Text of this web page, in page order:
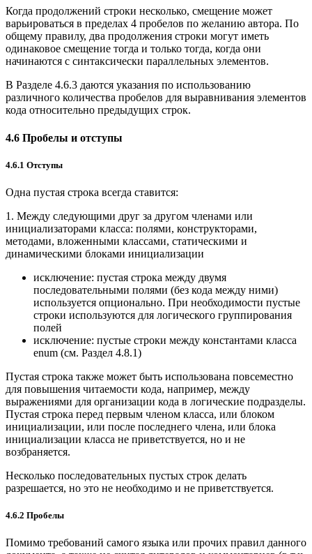
Когда продолжений строки несколько, смещение может
варьироваться в пределах 4 пробелов по желанию автора. По
общему правилу, два продолжения строки могут иметь
одинаковое смещение тогда и только тогда, когда они
начинаются с синтаксически параллельных элементов.
В Разделе 4.6.3 даются указания по использованию
различного количества пробелов для выравнивания элементов
кода относительно предыдущих строк.
4.6 Пробелы и отступы
4.6.1 Отступы
Одна пустая строка всегда ставится:
1. Между следующими друг за другом членами или
инициализаторами класса: полями, конструкторами,
методами, вложенными классами, статическими и
динамическими блоками инициализации
исключение: пустая строка между двумя
последовательными полями (без кода между ними)
используется опционально. При необходимости пустые
строки используются для логического группирования
полей
исключение: пустые строки между константами класса
enum (см. Раздел 4.8.1)
Пустая строка также может быть использована повсеместно
для повышения читаемости кода, например, между
выражениями для организации кода в логические подразделы.
Пустая строка перед первым членом класса, или блоком
инициализации, или после последнего члена, или блока
инициализации класса не приветствуется, но и не
возбраняется.
Несколько последовательных пустых строк делать
разрешается, но это не необходимо и не приветствуется.
4.6.2 Пробелы
Помимо требований самого языка или прочих правил данного